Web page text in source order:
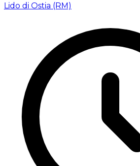
Lido di Ostia (RM)